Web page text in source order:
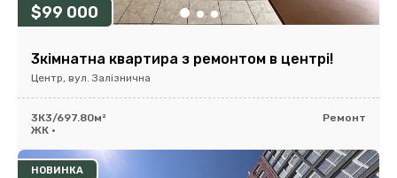
$99 000
3кімнатна квартира з ремонтом в центрі!
Центр, вул. Залізнична
3К3/697.80м²
Ремонт
ЖК •
НОВИНКА